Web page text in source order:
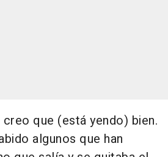
que (está yendo) bien.
algunos que han